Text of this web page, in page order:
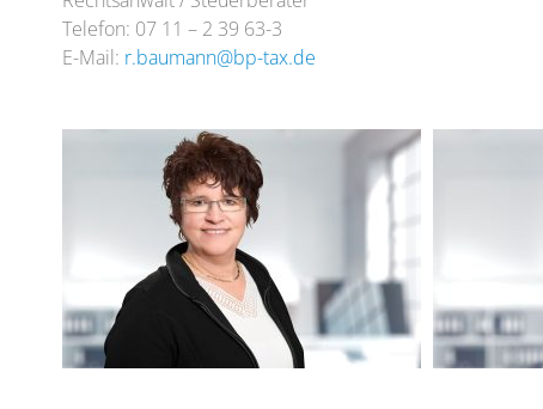
Telefon: 07 11 – 2 39 63-3
E-Mail: r.baumann@bp-tax.de